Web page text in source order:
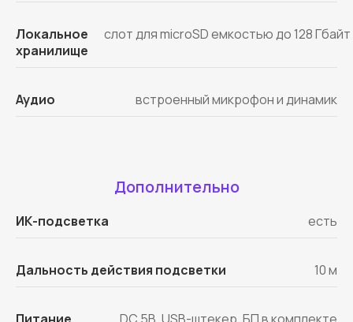
Локальное
хранилище
слот для microSD емкостью до 128 Гбайт
Аудио встроенный микрофон и динамик
Дополнительно
ИК-подсветка есть
Дальность действия подсветки 10 м
камеры к облаку
с телефона и облачный архив
Без выезда специалиста
Проверим
настроим